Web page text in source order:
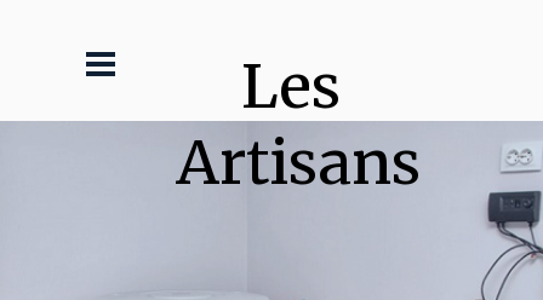
Les
Artisans